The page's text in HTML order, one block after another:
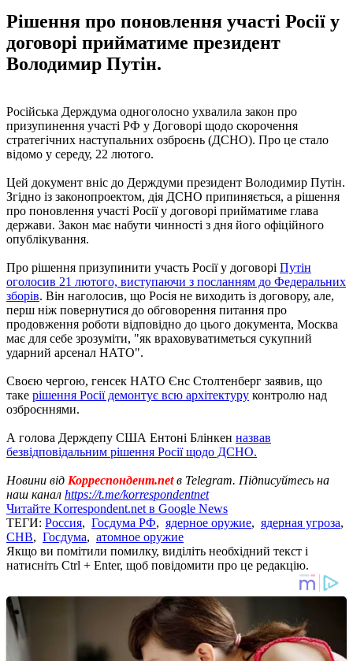
Рішення про поновлення участі Росії у
договорі прийматиме президент
Володимир Путін.
Російська Держдума одноголосно ухвалила закон про
призупинення участі РФ у Договорі щодо скорочення
стратегічних наступальних озброєнь (ДСНО). Про це стало
відомо у середу, 22 лютого.
Цей документ вніс до Держдуми президент Володимир Путін.
Згідно із законопроектом, дія ДСНО припиняється, а рішення
про поновлення участі Росії у договорі прийматиме глава
держави. Закон має набути чинності з дня його офіційного
опублікування.
Про рішення призупинити участь Росії у договорі Путін
оголосив 21 лютого, виступаючи з посланням до Федеральних
зборів. Він наголосив, що Росія не виходить із договору, але,
перш ніж повернутися до обговорення питання про
продовження роботи відповідно до цього документа, Москва
має для себе зрозуміти, "як враховуватиметься сукупний
ударний арсенал НАТО".
Своєю чергою, генсек НАТО Єнс Столтенберг заявив, що
таке рішення Росії демонтує всю архітектуру контролю над
озброєннями.
А голова Держдепу США Ентоні Блінкен назвав
безвідповідальним рішення Росії щодо ДСНО.
Новини від Корреспондент.netв Telegram. Підписуйтесь на
наш канал https://t.me/korrespondentnet
Читайте Korrespondent.net в Google News
ТЕГИ: Россия, Госдума РФ, ядерное оружие, ядерная угроза,
СНВ, Госдума, атомное оружие
Якщо ви помітили помилку, виділіть необхідний текст і
натисніть Ctrl + Enter, щоб повідомити про це редакцію.